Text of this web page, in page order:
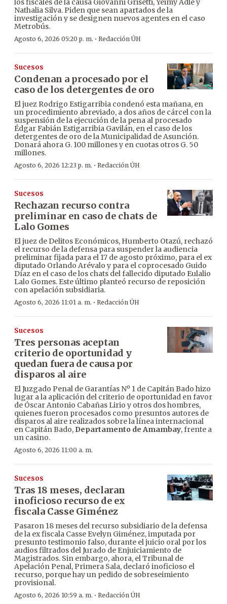
los fiscales de la causa Giovanni Grisetti, Yeimy Adle y
Nathalia Silva. Piden que sean apartados de la
investigación y se designen nuevos agentes en el caso
Metrobús.
Agosto 6, 2026 05:20 p. m. · Redacción ÚH
Sucesos
Condenan a procesado por el
caso de los detergentes de oro
El juez Rodrigo Estigarribia condenó esta mañana, en
un procedimiento abreviado, a dos años de cárcel con la
suspensión de la ejecución de la pena al procesado
Édgar Fabián Estigarribia Gavilán, en el caso de los
detergentes de oro de la Municipalidad de Asunción.
Donará ahora G. 100 millones y en cuotas otros G. 50
millones.
Agosto 6, 2026 12:23 p. m. · Redacción ÚH
Sucesos
Rechazan recurso contra
preliminar en caso de chats de
Lalo Gomes
El juez de Delitos Económicos, Humberto Otazú, rechazó
el recurso de la defensa para suspender la audiencia
preliminar fijada para el 17 de agosto próximo, para el ex
diputado Orlando Arévalo y para el coprocesado Guido
Díaz en el caso de los chats del fallecido diputado Eulalio
Lalo Gomes. Este último planteó recurso de reposición
con apelación subsidiaria.
Agosto 6, 2026 11:01 a. m. · Redacción ÚH
Sucesos
Tres personas aceptan
criterio de oportunidad y
quedan fuera de causa por
disparos al aire
El Juzgado Penal de Garantías Nº 1 de Capitán Bado hizo
lugar a la aplicación del criterio de oportunidad en favor
de Óscar Antonio Cabañas Lirio y otros dos hombres,
quienes fueron procesados como presuntos autores de
disparos al aire realizados sobre la línea internacional
en Capitán Bado, Departamento de Amambay, frente a
un casino.
Agosto 6, 2026 11:00 a. m.
Sucesos
Tras 18 meses, declaran
inoficioso recurso de ex
fiscala Casse Giménez
Pasaron 18 meses del recurso subsidiario de la defensa
de la ex fiscala Casse Evelyn Giménez, imputada por
presunto testimonio falso, durante el juicio oral por los
audios filtrados del Jurado de Enjuiciamiento de
Magistrados. Sin embargo, ahora, el Tribunal de
Apelación Penal, Primera Sala, declaró inoficioso el
recurso, porque hay un pedido de sobreseimiento
provisional.
Agosto 6, 2026 10:59 a. m. · Redacción ÚH